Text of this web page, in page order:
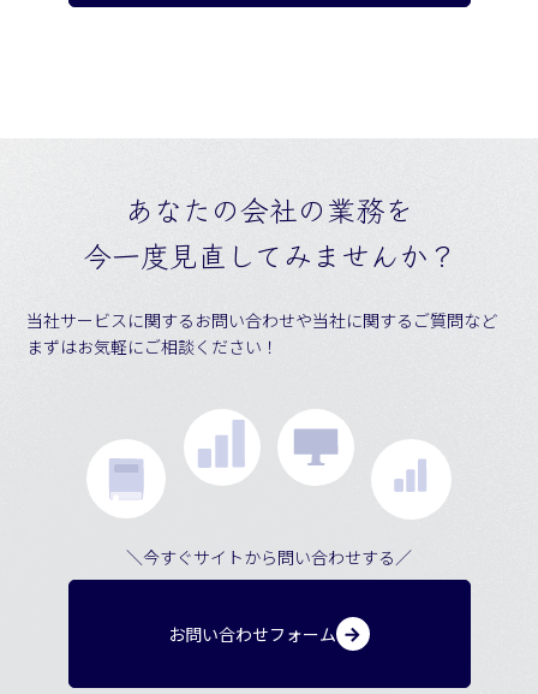
あなたの会社の業務を
今一度見直してみませんか？
当社サービスに関するお問い合わせや当社に関するご質問など
まずはお気軽にご相談ください！
＼今すぐサイトから問い合わせする／
お問い合わせフォーム